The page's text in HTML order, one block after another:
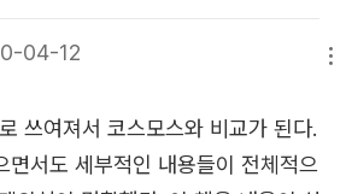
여 주십시오.
울이고, 행동에 나서 주십시오.
<코스모스: 가능한 세계들>은 시리즈
동명의 다큐멘터리의 대본을 바탕으
적, 형식적으로 한계를 가진 다큐멘
용들을 온전하게 담고 있다. 자신은
04-12
쓰여져서 코스모스와 비교가 된다.
면서도 세부적인 내용들이 전체적으